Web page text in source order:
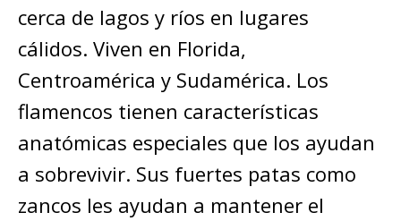
cerca de lagos y ríos en lugares
cálidos. Viven en Florida,
Centroamérica y Sudamérica. Los
flamencos tienen características
anatómicas especiales que los ayudan
a sobrevivir. Sus fuertes patas como
zancos les ayudan a mantener el